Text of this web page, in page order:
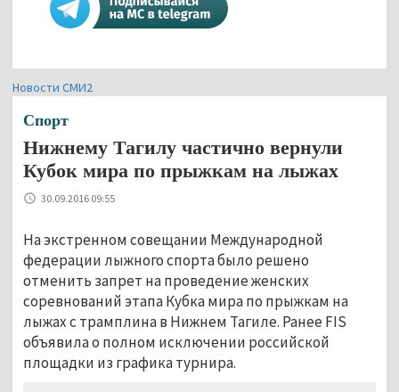
Новости СМИ2
Спорт
Нижнему Тагилу частично вернули
Кубок мира по прыжкам на лыжах
30.09.2016 09:55
На экстренном совещании Международной
федерации лыжного спорта было решено
отменить запрет на проведение женских
соревнований этапа Кубка мира по прыжкам на
лыжах с трамплина в Нижнем Тагиле. Ранее FIS
объявила о полном исключении российской
площадки из графика турнира.